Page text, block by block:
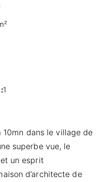
1
10mn dans le village de
superbe vue, le
un esprit
d’architecte de